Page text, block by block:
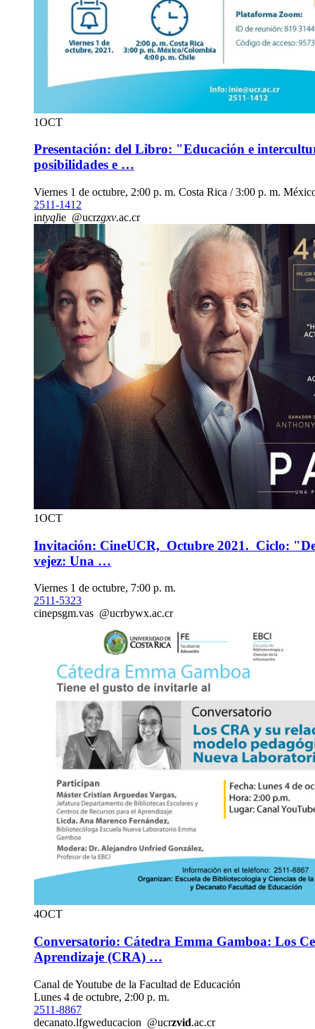
1OCT
Presentación: del Libro: "Educación e
posibilidades e …
Viernes 1 de octubre, 2:00 p. m. Costa Rica / 3:00 p. m.
2511-1412
intyqlie @ucrzgxv.ac.cr
1OCT
Invitación: CineUCR, Octubre 2021. Ciclo:
vejez: Una …
Viernes 1 de octubre, 7:00 p. m.
2511-5323
cinepsgm.vas @ucrbywx.ac.cr
4OCT
Conversatorio: Cátedra Emma Gamboa: Los
Aprendizaje (CRA) …
Canal de Youtube de la Facultad de Educación
Lunes 4 de octubre, 2:00 p. m.
2511-8867
decanato.lfgweducacion @ucrzvid.ac.cr